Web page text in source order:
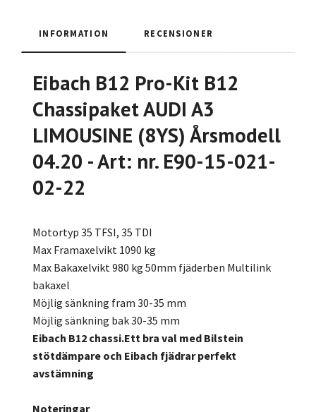
INFORMATION RECENSIONER
Eibach B12 Pro-Kit B12
Chassipaket AUDI A3
LIMOUSINE (8YS) Årsmodell
04.20 - Art: nr. E90-15-021-
02-22
Motortyp 35 TFSI, 35 TDI
Max Framaxelvikt 1090 kg
Max Bakaxelvikt 980 kg 50mm fjäderben Multilink
bakaxel
Möjlig sänkning fram 30-35 mm
Möjlig sänkning bak 30-35 mm
Eibach B12 chassi.Ett bra val med Bilstein
stötdämpare och Eibach fjädrar perfekt
avstämning
Noteringar